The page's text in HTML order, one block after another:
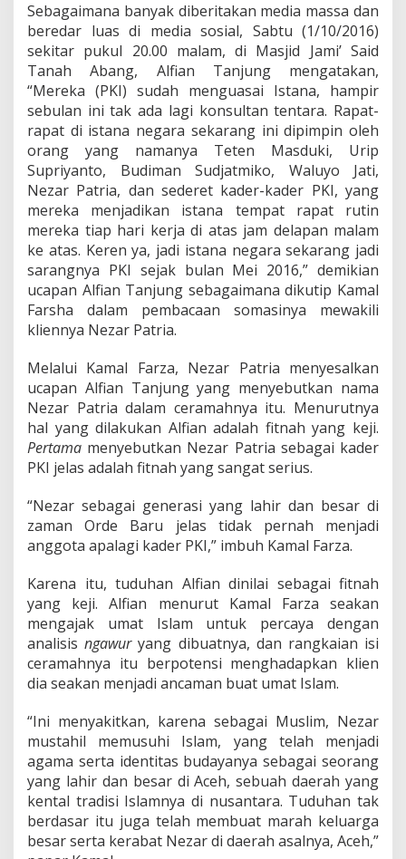
n
a
j
u
n
g
Sebagaimana banyak diberitakan media massa dan
beredar luas di media sosial, Sabtu (1/10/2016)
sekitar pukul 20.00 malam, di Masjid Jami’ Said
Tanah Abang, Alfian Tanjung mengatakan,
“Mereka (PKI) sudah menguasai Istana, hampir
sebulan ini tak ada lagi konsultan tentara. Rapat-
rapat di istana negara sekarang ini dipimpin oleh
orang yang namanya Teten Masduki, Urip
Supriyanto, Budiman Sudjatmiko, Waluyo Jati,
Nezar Patria, dan sederet kader-kader PKI, yang
mereka menjadikan istana tempat rapat rutin
mereka tiap hari kerja di atas jam delapan malam
ke atas. Keren ya, jadi istana negara sekarang jadi
sarangnya PKI sejak bulan Mei 2016,” demikian
ucapan Alfian Tanjung sebagaimana dikutip Kamal
Farsha dalam pembacaan somasinya mewakili
kliennya Nezar Patria.
Melalui Kamal Farza, Nezar Patria menyesalkan
ucapan Alfian Tanjung yang menyebutkan nama
Nezar Patria dalam ceramahnya itu. Menurutnya
hal yang dilakukan Alfian adalah fitnah yang keji.
Pertama menyebutkan Nezar Patria sebagai kader
PKI jelas adalah fitnah yang sangat serius.
“Nezar sebagai generasi yang lahir dan besar di
zaman Orde Baru jelas tidak pernah menjadi
anggota apalagi kader PKI,” imbuh Kamal Farza.
Karena itu, tuduhan Alfian dinilai sebagai fitnah
yang keji. Alfian menurut Kamal Farza seakan
mengajak umat Islam untuk percaya dengan
analisisngawuryang dibuatnya, dan rangkaian isi
ceramahnya itu berpotensi menghadapkan klien
dia seakan menjadi ancaman buat umat Islam.
“Ini menyakitkan, karena sebagai Muslim, Nezar
mustahil memusuhi Islam, yang telah menjadi
agama serta identitas budayanya sebagai seorang
yang lahir dan besar di Aceh, sebuah daerah yang
kental tradisi Islamnya di nusantara. Tuduhan tak
berdasar itu juga telah membuat marah keluarga
besar serta kerabat Nezar di daerah asalnya, Aceh,”